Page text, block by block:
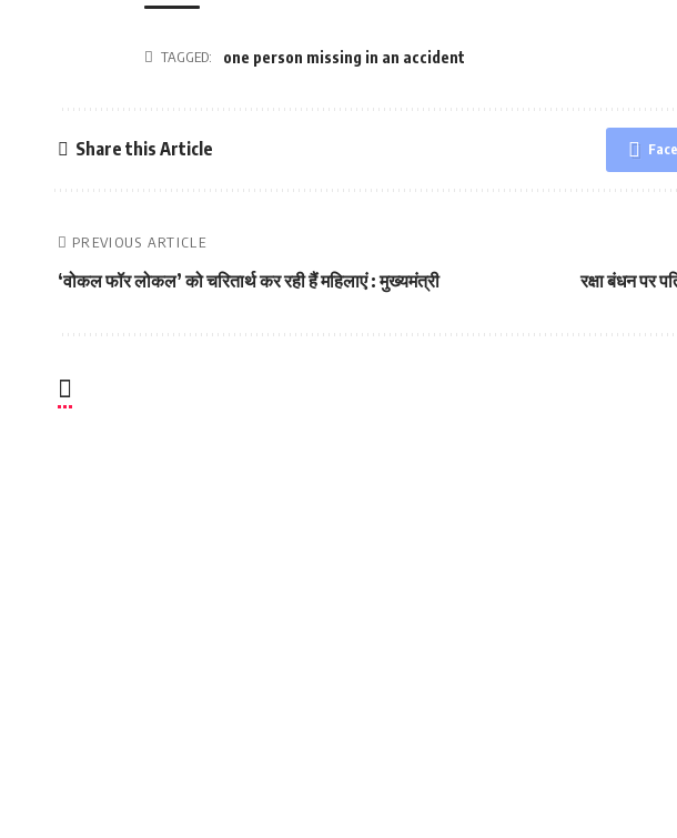
TAGGED: one person missing in an accident
Share this Article
PREVIOUS ARTICLE
‘वोकल फॉर लोकल’ को चरितार्थ कर रही हैं महिलाएं : मुख्‍यमंत्री रक्षा बंधन पर